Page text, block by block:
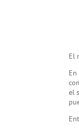
El
el